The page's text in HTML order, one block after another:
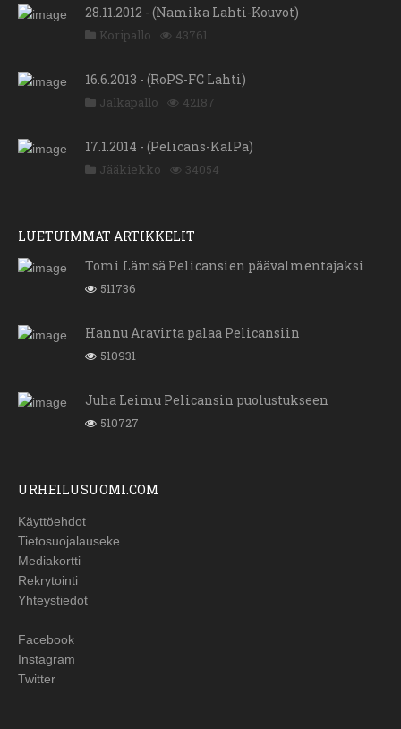
28.11.2012 - (Namika Lahti-Kouvot)
Koripallo 43761
16.6.2013 - (RoPS-FC Lahti)
Jalkapallo 42187
17.1.2014 - (Pelicans-KalPa)
Jääkiekko 34054
LUETUIMMAT ARTIKKELIT
Tomi Lämsä Pelicansien päävalmentajaksi
511736
Hannu Aravirta palaa Pelicansiin
510931
Juha Leimu Pelicansin puolustukseen
510727
URHEILUSUOMI.COM
Käyttöehdot
Tietosuojalauseke
Mediakortti
Rekrytointi
Yhteystiedot
Facebook
Instagram
Twitter